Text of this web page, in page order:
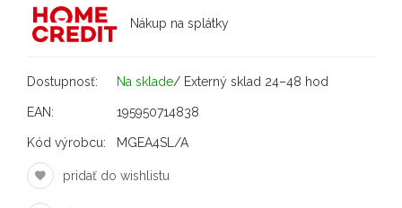
Nákup na splátky
Dostupnosť: Na sklade/ Externý sklad 24–48 hod
EAN: 195950714838
Kód výrobcu: MGEA4SL/A
pridať do wishlistu